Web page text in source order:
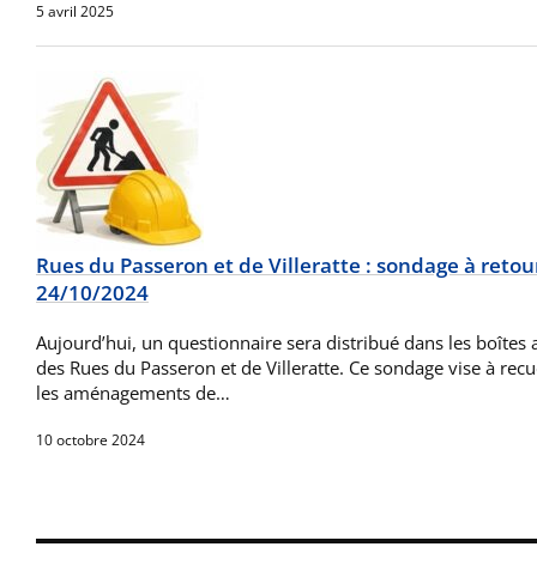
5 avril 2025
Rues du Passeron et de Villeratte : sondage à
24/10/2024
Aujourd’hui, un questionnaire sera distribué dans les boîtes
des Rues du Passeron et de Villeratte. Ce sondage vise à
les aménagements de…
10 octobre 2024